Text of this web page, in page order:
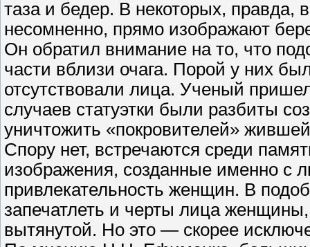
таза и бедер. В некоторых, правда,
несомненно, прямо изображают
Он обратил внимание на то, что
части вблизи очага. Порой у них
отсутствовали лица. Ученый
случаев статуэтки были разбиты
уничтожить «покровителей»
Спору нет, встречаются среди
изображения, созданные именно с
привлекательность женщин. В
запечатлеть и черты лица
вытянутой. Но это — скорее